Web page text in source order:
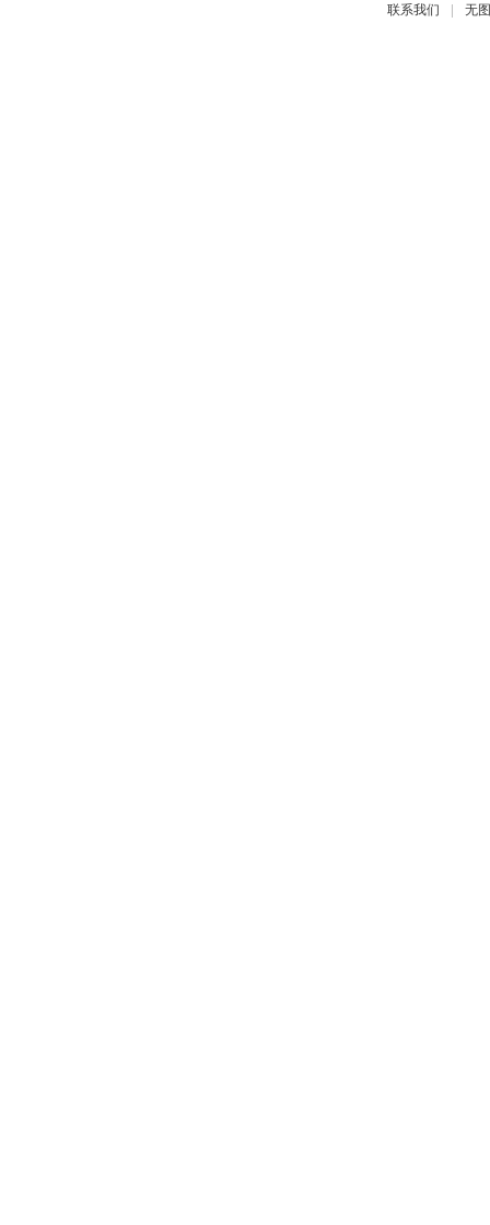
联系我们 | 无